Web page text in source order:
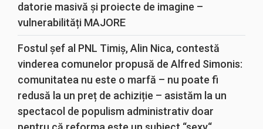
datorie masivă și proiecte de imagine –
vulnerabilități MAJORE
Fostul șef al PNL Timiș, Alin Nica, contestă
vinderea comunelor propusă de Alfred Simonis:
comunitatea nu este o marfă – nu poate fi
redusă la un preț de achiziție – asistăm la un
spectacol de populism administrativ doar